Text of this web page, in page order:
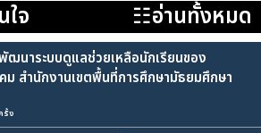
ใจ ☷อ่านทั้งหมด
นาระบบดูแลช่วยเหลือนักเรียนของ
ม สำนักงานเขตพื้นที่การศึกษามัธยมศึกษา
รั้ง